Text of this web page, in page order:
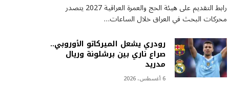
رابط التقديم على هيئة الحج والعمرة العراقية 2027 يتصدر
محركات البحث في العراق خلال الساعات…
رودري يشعل الميركاتو الأوروبي..
صراع ناري بين برشلونة وريال
مدريد
6 أغسطس، 2026